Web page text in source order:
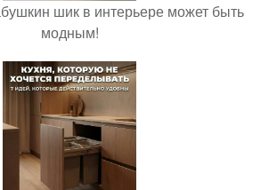
шик в интерьере может быть
модным!